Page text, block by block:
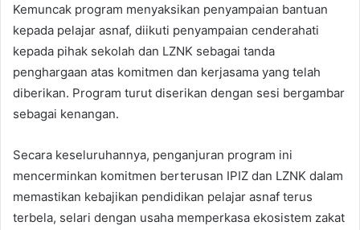
Kemuncak program menyaksikan penyampaian bantuan
kepada pelajar asnaf, diikuti penyampaian cenderahati
kepada pihak sekolah dan LZNK sebagai tanda
penghargaan atas komitmen dan kerjasama yang telah
diberikan. Program turut diserikan dengan sesi bergambar
sebagai kenangan.
Secara keseluruhannya, penganjuran program ini
mencerminkan komitmen berterusan IPIZ dan LZNK dalam
memastikan kebajikan pendidikan pelajar asnaf terus
terbela, selari dengan usaha memperkasa ekosistem zakat